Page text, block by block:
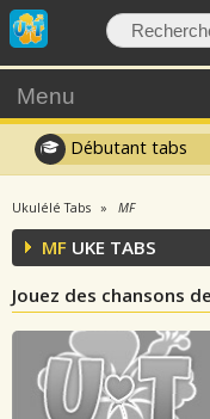
Menu
Débutant tabs
Ukulélé Tabs MF
MF UKE TABS
Jouez des chansons